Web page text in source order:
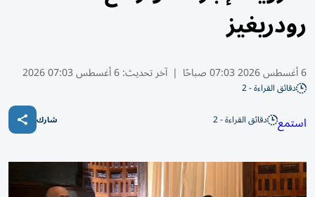
رودريغيز
6 أغسطس 2026 07:03 صباحًا | آخر تحديث:6 أغسطس 07:03 2026
دقائق القراءة - 2
استمع دقائق القراءة - 2 شارك